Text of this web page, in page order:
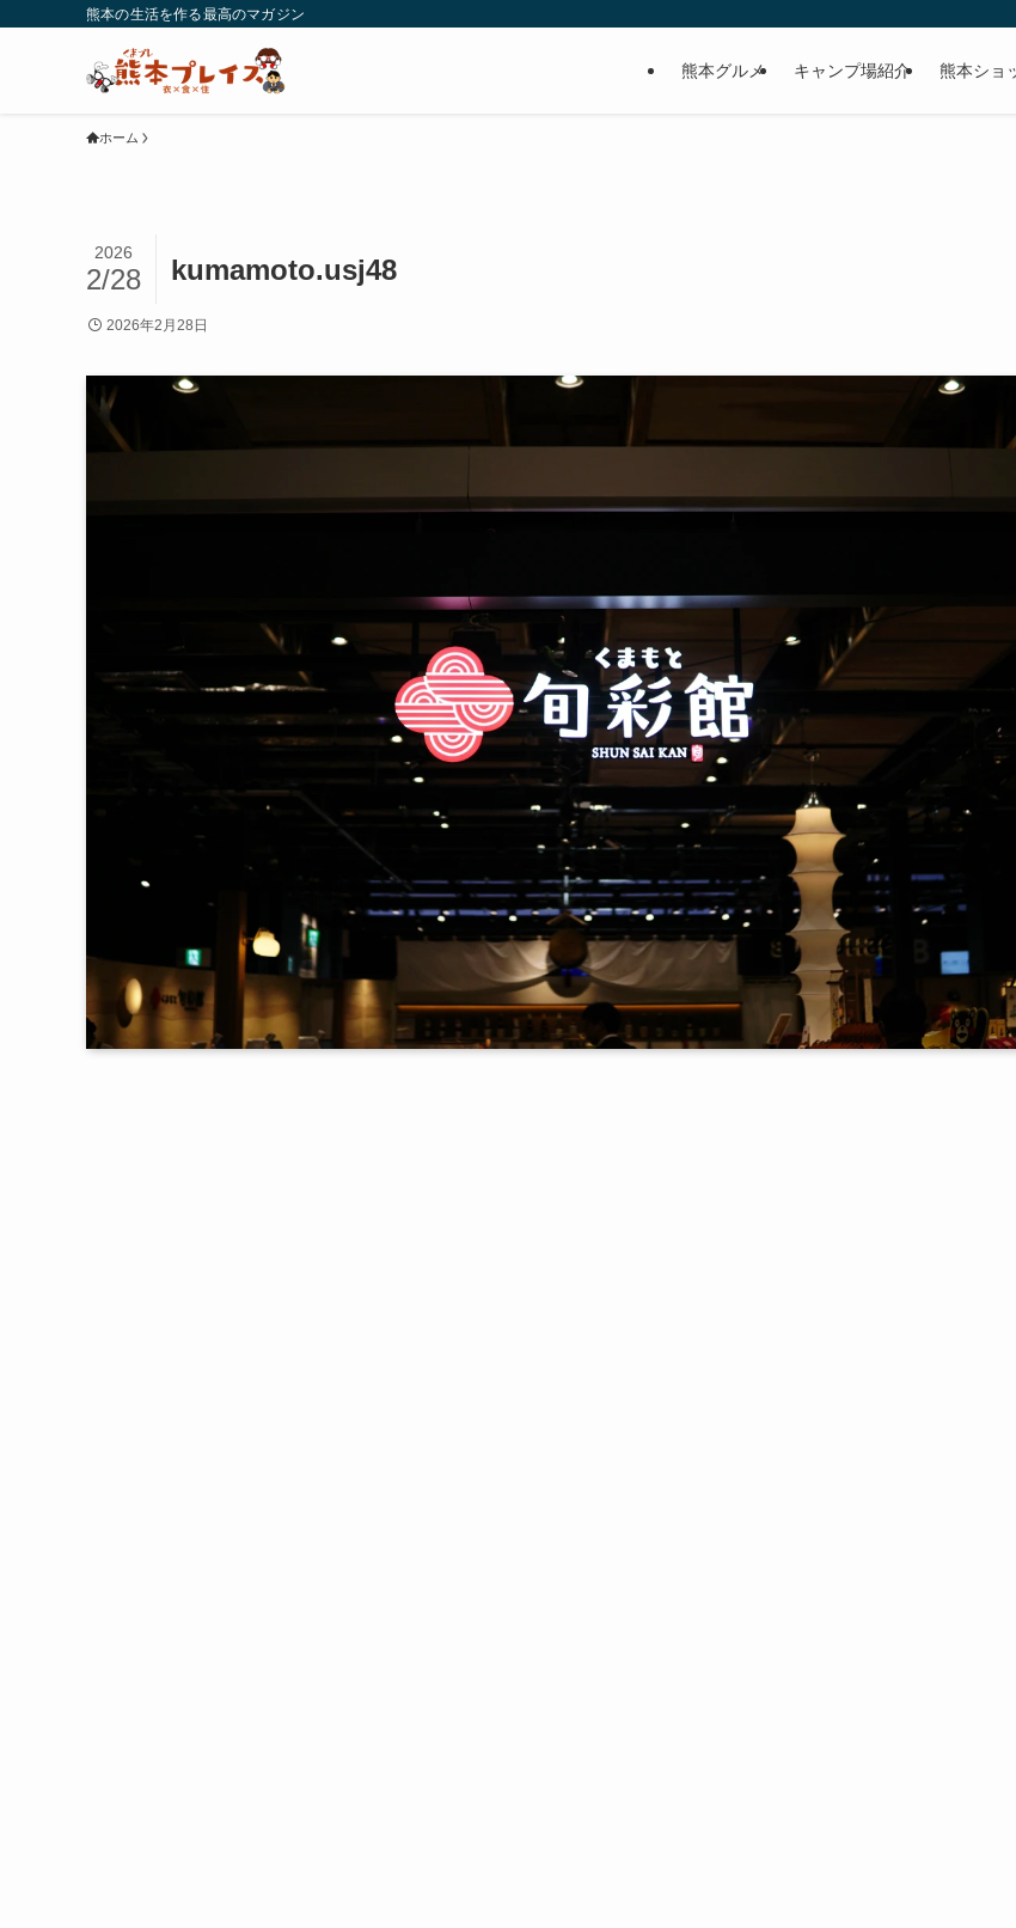
熊本の生活を作る最高のマガジン
熊本グルメ キャンプ場紹介 熊本ショ
ホーム
kumamoto.usj48
2026
2/28
2026年2月28日